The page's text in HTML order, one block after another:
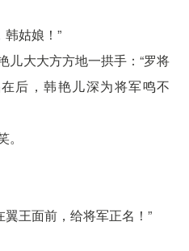
韩姑娘！”
儿大大方方地一拱手：“罗将
后，韩艳儿深为将军鸣不
王面前，给将军正名！”